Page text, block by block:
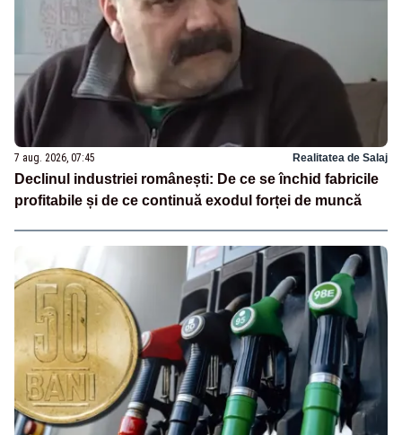
7 aug. 2026, 07:45 Realitatea de Salaj
Declinul industriei românești: De ce se închid fabricile
profitabile și de ce continuă exodul forței de muncă